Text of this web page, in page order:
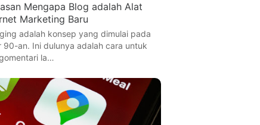
Mengapa Blog adalah Alat
Marketing Baru
adalah konsep yang dimulai pada
90-an. Ini dulunya adalah cara untuk
la…